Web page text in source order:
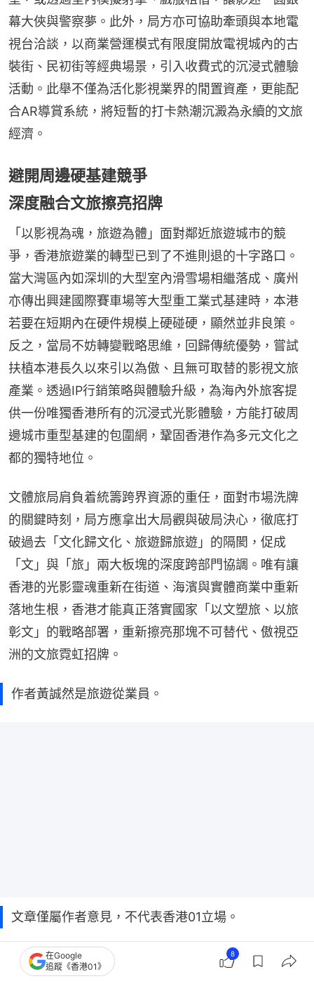
幕大俠與警察夢。此外，局方亦可協助牽頭與本地電
視台洽談，以商業營運模式有限度開放電視城內的古
裝街、民初街等經典場景，引入收費式的沉浸式體驗
活動。此舉不僅為活化影視業界的閒置資產，更能配
合AR導賞系統，將短暫的打卡熱潮沉澱為永續的文旅
經濟。
避開周邊硬基建競爭
深度融合文旅擦亮招牌
「以影視為魂，旅遊為體」面對鄰近旅遊城市的競
爭，香港旅遊業的轉型已到了不進則退的十字路口。
當大灣區內如深圳的大型室內滑雪場相繼落成、廣州
亦傳出興建國際賽車場等大型重工業式基建時，本港
若要在短期內在硬件規模上硬碰硬，顯然並非良策。
反之，當局不妨轉變戰略思維，回歸傳統優勢，嘗試
扶植本港長久以來引以為傲、且無可取替的影視文旅
產業。透過IP行銷策略與體驗升級，為海內外旅客提
供一份唯獨香港所有的沉浸式光影體驗，方能打破周
邊城市重型基建的包圍網，鞏固香港作為多元文化之
都的獨特地位。
文體旅局肩負着統籌跨界資源的重任，面對市場洗牌
的關鍵時刻，局方應拿出大局觀與破局決心，徹底打
破過去「文化歸文化、旅遊歸旅遊」的隔閡，促成
「文」與「旅」兩大板塊的深度跨部門協調。唯有讓
香港的光影靈魂重新在街道、海濱與實體商業中重新
落地生根，香港才能真正落實國家「以文塑旅、以旅
彰文」的戰略部署，重新擦亮那塊不可替代、傲視亞
洲的文旅霓虹招牌。
作者黃誠然是旅遊從業員。
文章僅屬作者意見，不代表香港01立場。
01論壇歡迎投稿。請電郵至01view@hk01.com，附
在Google
追蹤《香港01》
8